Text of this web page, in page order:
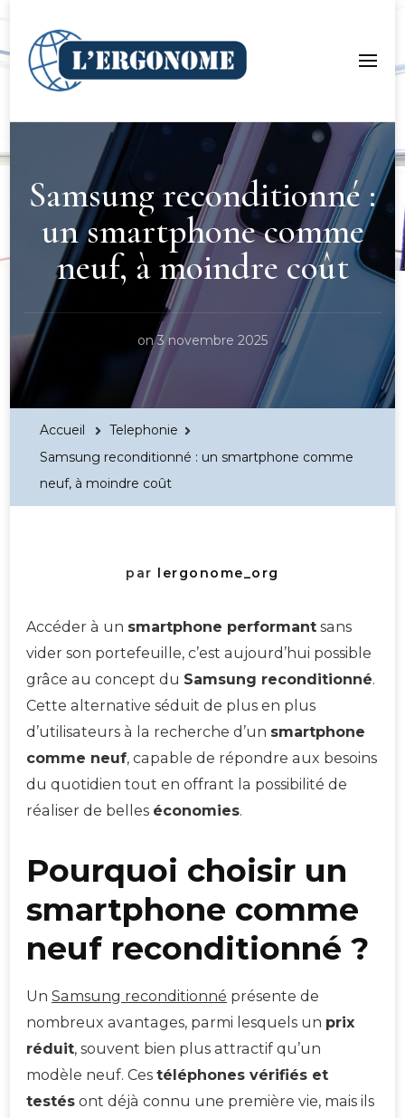
LergoNome.org
Samsung reconditionné :
un smartphone comme
neuf, à moindre coût
on3 novembre 2025
Accueil
Telephonie
Samsung reconditionné : un smartphone comme
neuf, à moindre coût
par lergonome_org
Accéder à un smartphone performant sans
vider son portefeuille, c’est aujourd’hui possible
grâce au concept du Samsung reconditionné.
Cette alternative séduit de plus en plus
d’utilisateurs à la recherche d’un smartphone
comme neuf, capable de répondre aux besoins
du quotidien tout en offrant la possibilité de
réaliser de belles économies.
Pourquoi choisir un
smartphone comme
neuf reconditionné ?
Un Samsung reconditionné présente de
nombreux avantages, parmi lesquels un prix
réduit, souvent bien plus attractif qu’un
modèle neuf. Ces téléphones vérifiés et
testés ont déjà connu une première vie, mais ils